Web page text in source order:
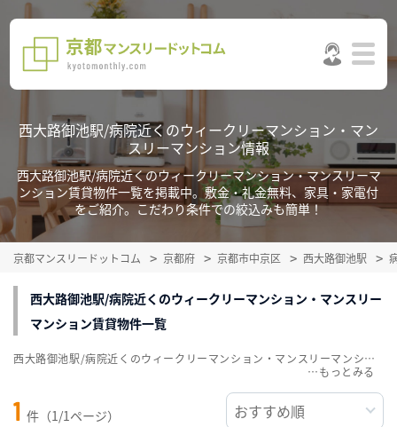
西大路御池駅/病院近くのウィークリーマンション・マン
スリーマンション情報
西大路御池駅/病院近くのウィークリーマンション・マンスリーマ
ンション賃貸物件一覧を掲載中。敷金・礼金無料、家具・家電付
をご紹介。こだわり条件での絞込みも簡単！
京都マンスリードットコム 京都府 京都市中京区 西大路御池駅
西大路御池駅/病院近くのウィークリーマンション・マンスリー
マンション賃貸物件一覧
1 件（1/1ページ）
西大路御池駅/病院近くのウィークリーマンション・マンスリーマンション賃貸物件一覧を掲載中。敷金・礼金無料、家具・家電付をご紹介。こだわり条件での絞込みも簡単！
…